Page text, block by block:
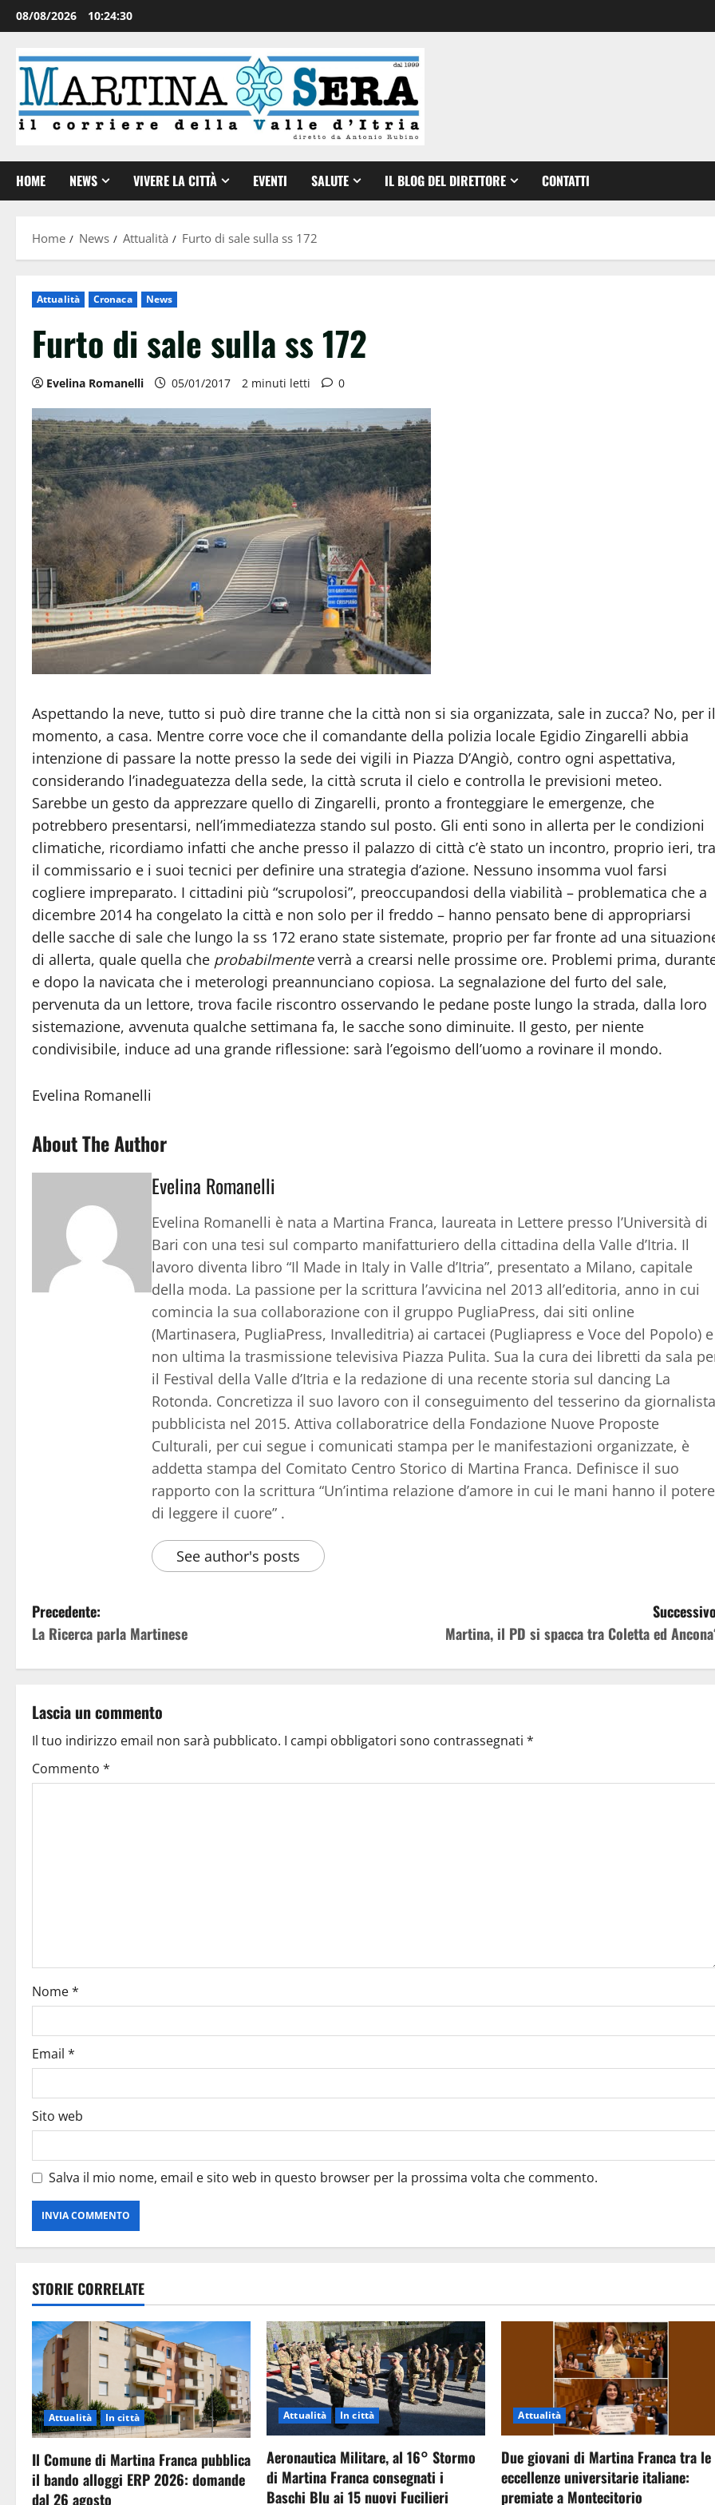
08/08/2026 10:24:31
HOME NEWS VIVERE LA CITTÀ EVENTI SALUTE IL BLOG DEL DIRETTORE CONTATTI
Home News Attualità Furto di sale sulla ss 172
Attualità Cronaca News
Furto di sale sulla ss 172
Evelina Romanelli 05/01/2017 2 minuti letti 0
Aspettando la neve, tutto si può dire tranne che la città non si sia organizzata, sale in zucca? No, per il
momento, a casa. Mentre corre voce che il comandante della polizia locale Egidio Zingarelli abbia
intenzione di passare la notte presso la sede dei vigili in Piazza D’Angiò, contro ogni aspettativa,
considerando l’inadeguatezza della sede, la città scruta il cielo e controlla le previsioni meteo.
Sarebbe un gesto da apprezzare quello di Zingarelli, pronto a fronteggiare le emergenze, che
potrebbero presentarsi, nell’immediatezza stando sul posto. Gli enti sono in allerta per le condizioni
climatiche, ricordiamo infatti che anche presso il palazzo di città c’è stato un incontro, proprio ieri, tra
il commissario e i suoi tecnici per definire una strategia d’azione. Nessuno insomma vuol farsi
cogliere impreparato. I cittadini più “scrupolosi”, preoccupandosi della viabilità – problematica che a
dicembre 2014 ha congelato la città e non solo per il freddo – hanno pensato bene di appropriarsi
delle sacche di sale che lungo la ss 172 erano state sistemate, proprio per far fronte ad una
di allerta, quale quella che probabilmenteverrà a crearsi nelle prossime ore. Problemi prima,
e dopo la navicata che i meterologi preannunciano copiosa. La segnalazione del furto del sale,
pervenuta da un lettore, trova facile riscontro osservando le pedane poste lungo la strada, dalla loro
sistemazione, avvenuta qualche settimana fa, le sacche sono diminuite. Il gesto, per niente
condivisibile, induce ad una grande riflessione: sarà l’egoismo dell’uomo a rovinare il mondo.
Evelina Romanelli
About The Author
Evelina Romanelli
Evelina Romanelli è nata a Martina Franca, laureata in Lettere presso l’Università di
Bari con una tesi sul comparto manifatturiero della cittadina della Valle d’Itria. Il
lavoro diventa libro “Il Made in Italy in Valle d’Itria”, presentato a Milano, capitale
della moda. La passione per la scrittura l’avvicina nel 2013 all’editoria, anno in cui
comincia la sua collaborazione con il gruppo PugliaPress, dai siti online
(Martinasera, PugliaPress, Invalleditria) ai cartacei (Pugliapress e Voce del Popolo) e
non ultima la trasmissione televisiva Piazza Pulita. Sua la cura dei libretti da sala
il Festival della Valle d’Itria e la redazione di una recente storia sul dancing La
Rotonda. Concretizza il suo lavoro con il conseguimento del tesserino da giornalista
pubblicista nel 2015. Attiva collaboratrice della Fondazione Nuove Proposte
Culturali, per cui segue i comunicati stampa per le manifestazioni organizzate, è
addetta stampa del Comitato Centro Storico di Martina Franca. Definisce il suo
rapporto con la scrittura “Un’intima relazione d’amore in cui le mani hanno il potere
di leggere il cuore” .
See author's posts
Precedente:
La Ricerca parla Martinese
Martina, il PD si spacca tra Coletta ed
Lascia un commento
Il tuo indirizzo email non sarà pubblicato. I campi obbligatori sono contrassegnati *
Commento *
Nome*
Email *
Sito web
Salva il mio nome, email e sito web in questo browser per la prossima volta che commento.
STORIE CORRELATE
Attualità In città
Il Comune di Martina Franca pubblica
il bando alloggi ERP 2026: domande
dal 26 agosto
Attualità In città
Aeronautica Militare, al 16° Stormo
di Martina Franca consegnati i
Baschi Blu ai 15 nuovi Fucilieri
Attualità
Due giovani di Martina Franca tra le
eccellenze universitarie italiane:
premiate a Montecitorio